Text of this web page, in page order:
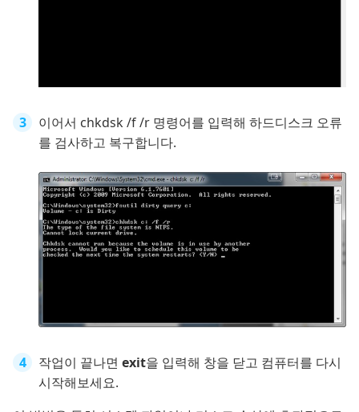
이어서 chkdsk /f /r 명령어를 입력해 하드디스크 오류
를 검사하고 복구합니다.
작업이 끝나면 exit을 입력해 창을 닫고 컴퓨터를 다시
시작해보세요.